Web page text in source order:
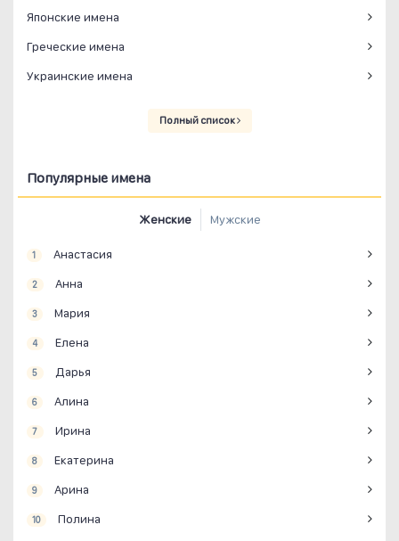
Японские имена
Греческие имена
Украинские имена
Полный список
Популярные имена
Женские Мужские
1 Анастасия
2 Анна
3 Мария
4 Елена
5 Дарья
6 Алина
7 Ирина
8 Екатерина
9 Арина
10 Полина